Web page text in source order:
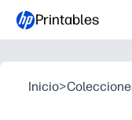
Printables
Inicio>